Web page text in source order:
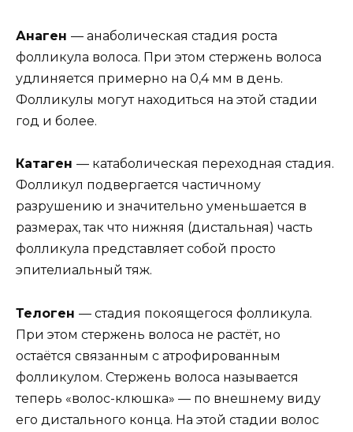
Анаген — анаболическая стадия роста
фолликула волоса. При этом стержень волоса
удлиняется примерно на 0,4 мм в день.
Фолликулы могут находиться на этой стадии
год и более.
Катаген — катаболическая переходная стадия.
Фолликул подвергается частичному
разрушению и значительно уменьшается в
размерах, так что нижняя (дистальная) часть
фолликула представляет собой просто
эпителиальный тяж.
Телоген — стадия покоящегося фолликула.
При этом стержень волоса не растёт, но
остаётся связанным с атрофированным
фолликулом. Стержень волоса называется
теперь «волос-клюшка» — по внешнему виду
его дистального конца. На этой стадии волос